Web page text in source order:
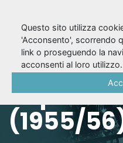
Una
(1955/
Questo sito utilizza
'Acconsento', scorrendo
link o proseguendo la
acconsenti al loro